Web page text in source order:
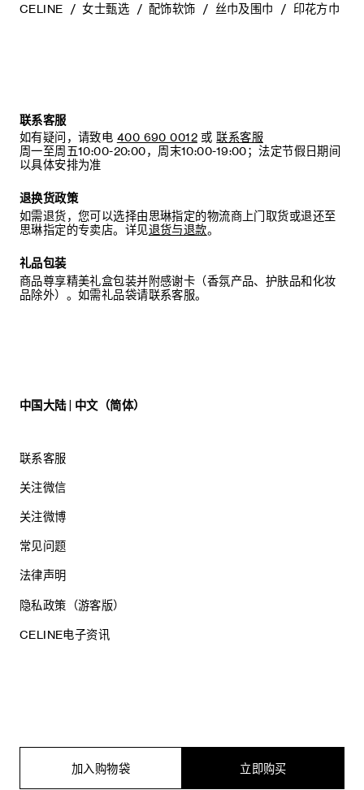
立即购买
加入购物袋
CELINE 女士甄选 配饰软饰 丝巾及围巾 印花方巾
联系客服
如有疑问，请致电 400 690 0012 或 联系客服
周一至周五10:00-20:00，周末10:00-19:00；法定节假日期间
以具体安排为准
退换货政策
如需退货，您可以选择由思琳指定的物流商上门取货或退还至
思琳指定的专卖店。详见退货与退款。
礼品包装
商品尊享精美礼盒包装并附感谢卡（香氛产品、护肤品和化妆
品除外）。如需礼品袋请联系客服。
中国大陆 | 中文（简体）
联系客服
关注微信
关注微博
常见问题
法律声明
隐私政策（游客版）
CELINE电子资讯
思琳商贸（上海）有限公司
沪公网安备 31010602005569
电子营业执照